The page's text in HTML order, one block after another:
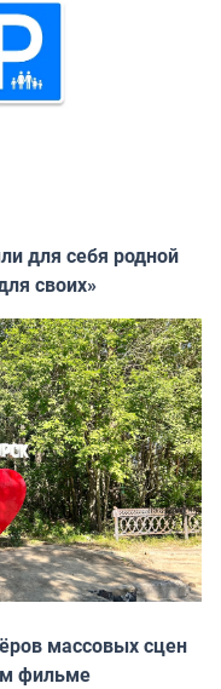
для себя родной
своих»
массовых сцен
фильме